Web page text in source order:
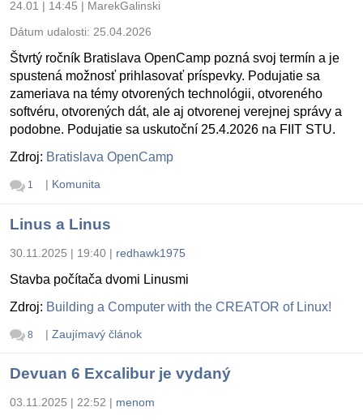
24.01 | 14:45 | MarekGalinski
Dátum udalosti: 25.04.2026
Štvrtý ročník Bratislava OpenCamp pozná svoj termín a je
spustená možnosť prihlasovať príspevky. Podujatie sa
zameriava na témy otvorených technológii, otvoreného
softvéru, otvorených dát, ale aj otvorenej verejnej správy a
podobne. Podujatie sa uskutoční 25.4.2026 na FIIT STU.
Zdroj: Bratislava OpenCamp
1 | Komunita
Linus a Linus
30.11.2025 | 19:40 | redhawk1975
Stavba počítača dvomi Linusmi
Zdroj: Building a Computer with the CREATOR of Linux!
8 | Zaujímavý článok
Devuan 6 Excalibur je vydaný
03.11.2025 | 22:52 | menom